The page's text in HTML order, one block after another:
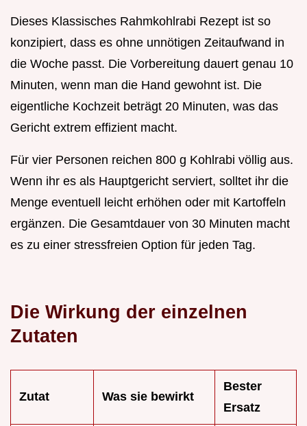
Dieses Klassisches Rahmkohlrabi Rezept ist so
konzipiert, dass es ohne unnötigen Zeitaufwand in
die Woche passt. Die Vorbereitung dauert genau 10
Minuten, wenn man die Hand gewohnt ist. Die
eigentliche Kochzeit beträgt 20 Minuten, was das
Gericht extrem effizient macht.
Für vier Personen reichen 800 g Kohlrabi völlig aus.
Wenn ihr es als Hauptgericht serviert, solltet ihr die
Menge eventuell leicht erhöhen oder mit Kartoffeln
ergänzen. Die Gesamtdauer von 30 Minuten macht
es zu einer stressfreien Option für jeden Tag.
Die Wirkung der einzelnen
Zutaten
Zutat Was sie bewirkt
Bester
Ersatz